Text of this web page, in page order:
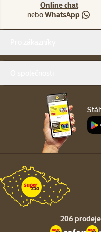
Online chat
neboWhatsApp
206